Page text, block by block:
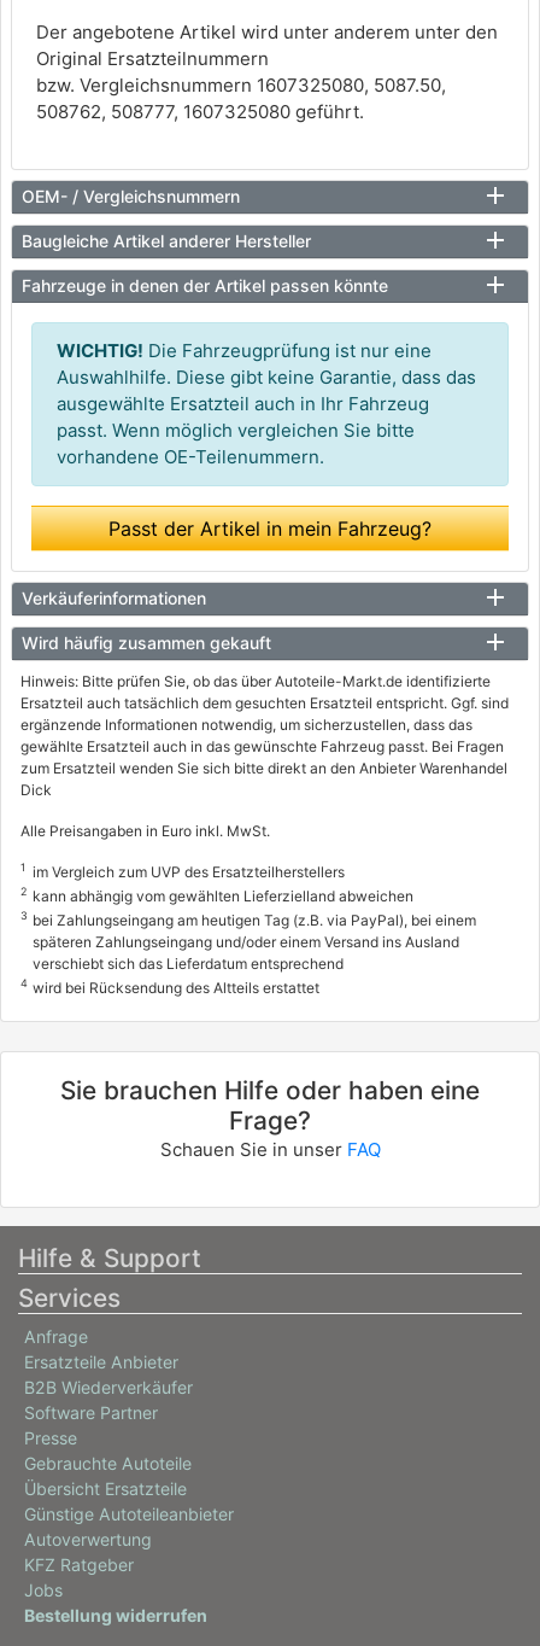
Der angebotene Artikel wird unter anderem unter den
Original Ersatzteilnummern
bzw. Vergleichsnummern 1607325080, 5087.50,
508762, 508777, 1607325080 geführt.
OEM- / Vergleichsnummern
Baugleiche Artikel anderer Hersteller
Fahrzeuge in denen der Artikel passen könnte
WICHTIG! Die Fahrzeugprüfung ist nur eine
Auswahlhilfe. Diese gibt keine Garantie, dass das
ausgewählte Ersatzteil auch in Ihr Fahrzeug
passt. Wenn möglich vergleichen Sie bitte
vorhandene OE-Teilenummern.
Passt der Artikel in mein Fahrzeug?
Verkäuferinformationen
Wird häufig zusammen gekauft
Hinweis: Bitte prüfen Sie, ob das über Autoteile-Markt.de identifizierte
Ersatzteil auch tatsächlich dem gesuchten Ersatzteil entspricht. Ggf. sind
ergänzende Informationen notwendig, um sicherzustellen, dass das
gewählte Ersatzteil auch in das gewünschte Fahrzeug passt. Bei Fragen
zum Ersatzteil wenden Sie sich bitte direkt an den Anbieter Warenhandel
Dick
Alle Preisangaben in Euro inkl. MwSt.
1 im Vergleich zum UVP des Ersatzteilherstellers
2 kann abhängig vom gewählten Lieferzielland abweichen
3 bei Zahlungseingang am heutigen Tag (z.B. via PayPal), bei einem
späteren Zahlungseingang und/oder einem Versand ins Ausland
verschiebt sich das Lieferdatum entsprechend
4 wird bei Rücksendung des Altteils erstattet
Sie brauchen Hilfe oder haben eine
Frage?
Schauen Sie in unser FAQ
Hilfe & Support
Services
Anfrage
Ersatzteile Anbieter
B2B Wiederverkäufer
Software Partner
Presse
Gebrauchte Autoteile
Übersicht Ersatzteile
Günstige Autoteileanbieter
Autoverwertung
KFZ Ratgeber
Jobs
Bestellung widerrufen